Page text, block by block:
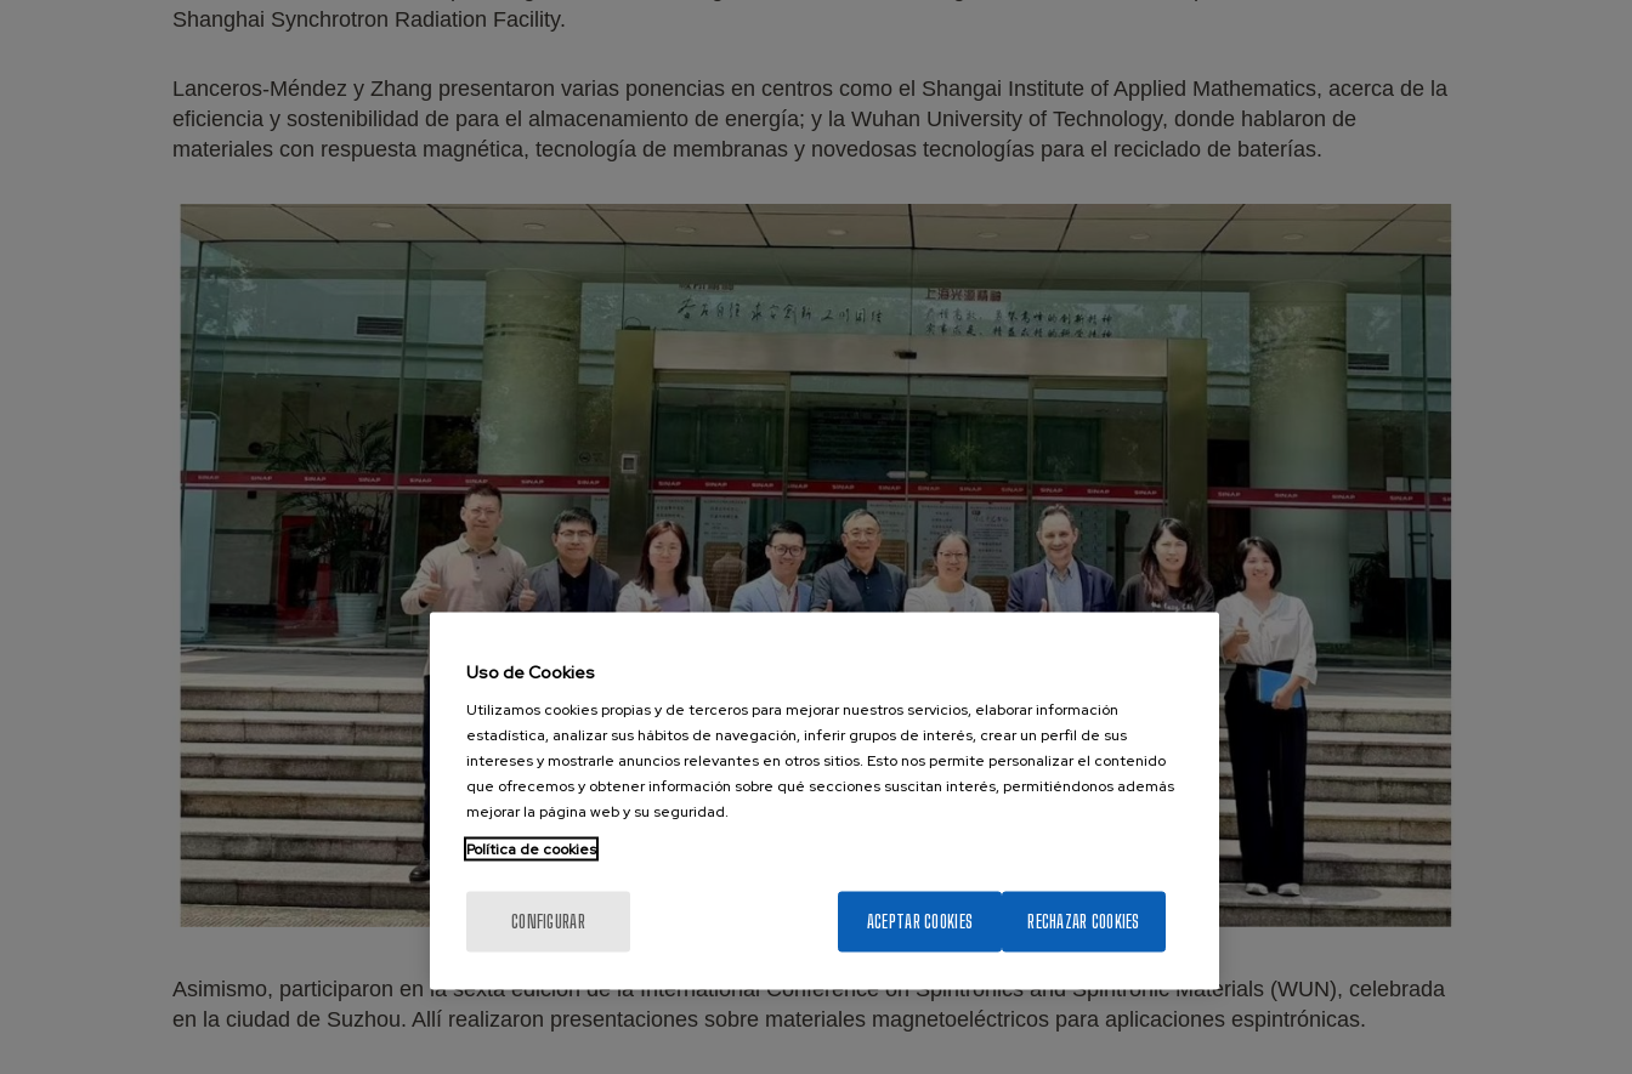
Shanghai Synchrotron Radiation Facility.
Lanceros-Méndez y Zhang presentaron varias ponencias en centros como el Shangai Institute of Applied Mathematics, acerca de la
eficiencia y sostenibilidad de para el almacenamiento de energía; y la Wuhan University of Technology, donde hablaron de
materiales con respuesta magnética, tecnología de membranas y novedosas tecnologías para el reciclado de baterías.
Asimismo, participaron en la sexta edición de la International Conference on Spintronics and Spintronic Materials (WUN), celebrada
en la ciudad de Suzhou. Allí realizaron presentaciones sobre materiales magnetoeléctricos para aplicaciones espintrónicas.
Uso de Cookies
Utilizamos cookies propias y de terceros para mejorar nuestros servicios, elaborar información
estadística, analizar sus hábitos de navegación, inferir grupos de interés, crear un perfil de sus
intereses y mostrarle anuncios relevantes en otros sitios. Esto nos permite personalizar el contenido
que ofrecemos y obtener información sobre qué secciones suscitan interés, permitiéndonos además
mejorar la página web y su seguridad.
Política de cookies
CONFIGURAR RECHAZAR COOKIES
ACEPTAR COOKIES